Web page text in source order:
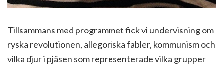
Tillsammans med programmet fick vi undervisning om
ryska revolutionen, allegoriska fabler, kommunism och
vilka djur i pjäsen som representerade vilka grupper